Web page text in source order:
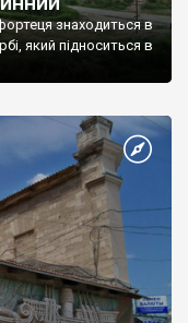
знаходиться в
який підноситься в